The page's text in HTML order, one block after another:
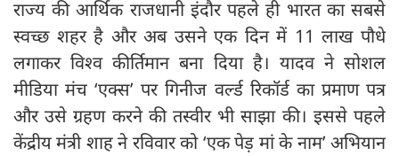
राज्य की आर्थिक राजधानी इंदौर पहले ही भारत का सबसे
स्वच्छ शहर है और अब उसने एक दिन में 11 लाख पौधे
लगाकर विश्व कीर्तिमान बना दिया है। यादव ने सोशल
मीडिया मंच ‘एक्स’ पर गिनीज वर्ल्ड रिकॉर्ड का प्रमाण पत्र
और उसे ग्रहण करने की तस्वीर भी साझा की। इससे पहले
केंद्रीय मंत्री शाह ने रविवार को ‘एक पेड़ मां के नाम’ अभियान